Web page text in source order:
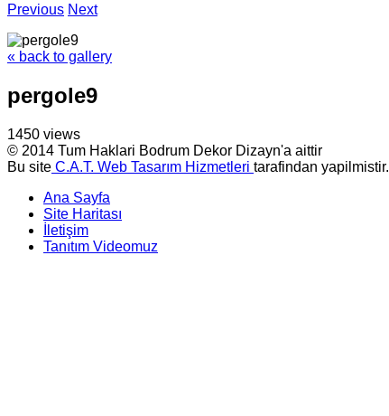
Previous Next
« back to gallery
pergole9
1450 views
© 2014 Tum Haklari Bodrum Dekor Dizayn'a aittir
Bu site C.A.T. Web Tasarım Hizmetleri tarafindan yapilmistir.
Ana Sayfa
Site Haritası
İletişim
Tanıtım Videomuz